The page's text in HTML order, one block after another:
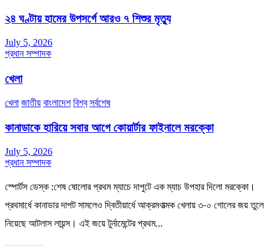
২৪ ঘণ্টায় হামের উপসর্গে আরও ৭ শিশুর মৃত্যু
July 5, 2026
প্রধান সম্পাদক
খেলা
খেলা জাতীয় বাংলাদেশ বিশ্ব সর্বশেষ
কানাডাকে হারিয়ে সবার আগে কোয়ার্টার ফাইনালে মরক্কো
July 5, 2026
প্রধান সম্পাদক
স্পোর্টস ডেস্ক :শেষ ষোলোর প্রথম ম্যাচে দাপুটে এক ম্যাচ উপহার দিলো মরক্কো।
প্রথমার্ধে কানাডার দাপট সামলেও দ্বিতীয়ার্ধে আক্রমণাত্মক খেলায় ৩-০ গোলের জয় তুলে
নিয়েছে আটলাস লায়ন্স। এই জয়ে টুর্নামেন্টের প্রথম…